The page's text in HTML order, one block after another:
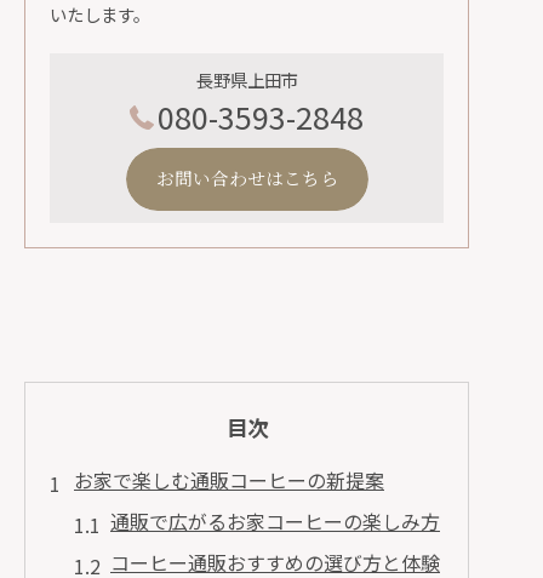
いたします。
長野県上田市
080-3593-2848
お問い合わせはこちら
目次
お家で楽しむ通販コーヒーの新提案
通販で広がるお家コーヒーの楽しみ方
コーヒー通販おすすめの選び方と体験